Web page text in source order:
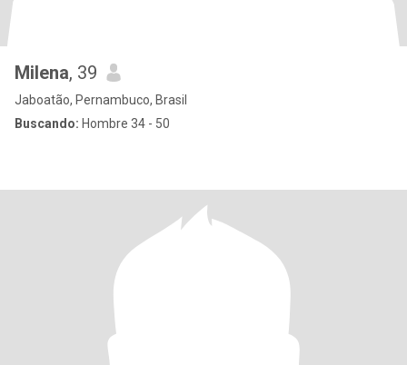
Milena, 39
Jaboatão, Pernambuco, Brasil
Buscando: Hombre 34 - 50